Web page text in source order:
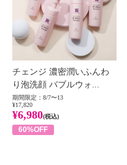
チェンジ 濃密潤いふんわ
り泡洗顔 バブルウォ...
期間限定：8/7〜13
¥17,820
¥6,980(税込)
60%OFF